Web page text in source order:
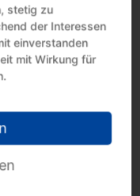
Änderung
stetig zu
der Interessen
einverstanden
mit Wirkung für